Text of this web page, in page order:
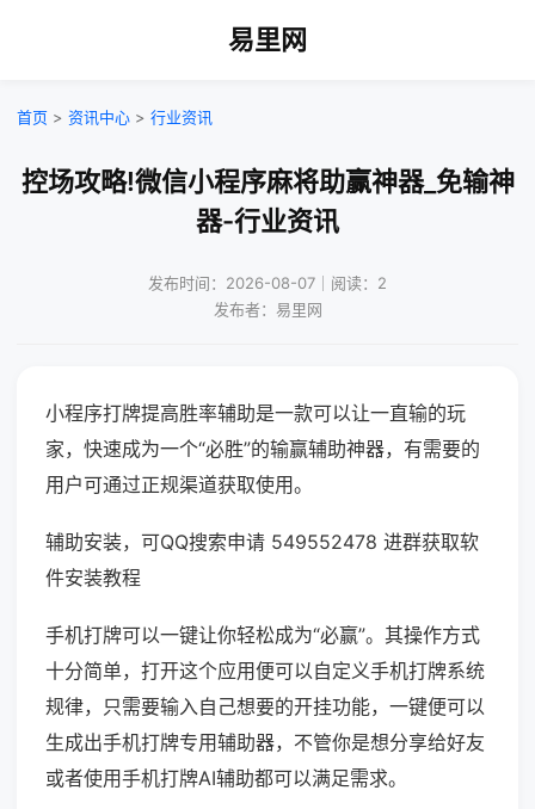
易里网
首页 > 资讯中心 > 行业资讯
控场攻略!微信小程序麻将助赢神器_免输神
器-行业资讯
发布时间：2026-08-07｜阅读：2
发布者：易里网
小程序打牌提高胜率辅助是一款可以让一直输的玩
家，快速成为一个“必胜”的输赢辅助神器，有需要的
用户可通过正规渠道获取使用。
辅助安装，可QQ搜索申请 549552478 进群获取软
件安装教程
手机打牌可以一键让你轻松成为“必赢”。其操作方式
十分简单，打开这个应用便可以自定义手机打牌系统
规律，只需要输入自己想要的开挂功能，一键便可以
生成出手机打牌专用辅助器，不管你是想分享给好友
或者使用手机打牌AI辅助都可以满足需求。